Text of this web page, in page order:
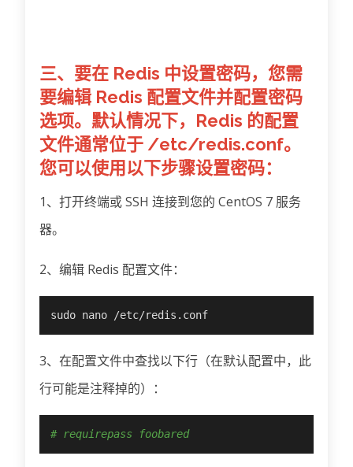
三、要在 Redis 中设置密码，您需
要编辑 Redis 配置文件并配置密码
选项。默认情况下，Redis 的配置
文件通常位于 /etc/redis.conf。
您可以使用以下步骤设置密码：
1、打开终端或 SSH 连接到您的 CentOS 7 服务
器。
2、编辑 Redis 配置文件：
sudo nano /etc/redis.conf
3、在配置文件中查找以下行（在默认配置中，此
行可能是注释掉的）：
# requirepass foobared